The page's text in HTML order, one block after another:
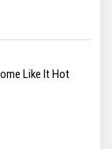
Like It Hot